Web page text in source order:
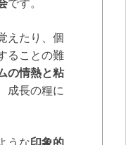
です。
えたり、個
ることの難
の情熱と粘
成長の糧に
うな 印象的